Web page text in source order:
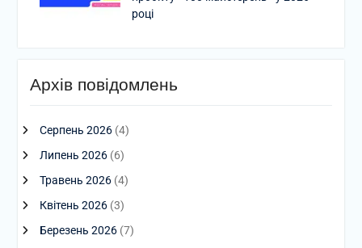
році
Архів повідомлень
Серпень 2026(4)
Липень 2026(6)
Травень 2026(4)
Квітень 2026(3)
Березень 2026(7)